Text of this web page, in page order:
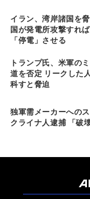
イラン、湾岸諸国を
国が発電所攻撃すれ
「停電」させる
トランプ氏、米軍の
道を否定 リークした
科すと脅迫
独軍需メーカーへの
クライナ人逮捕 「破